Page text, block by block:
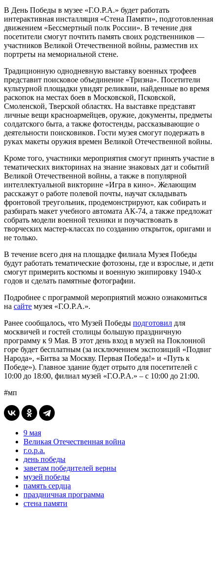
В День Победы в музее «Г.О.Р.А.» будет работать
интерактивная инсталляция «Стена Памяти», подготовленная
движением «Бессмертный полк России». В течение дня
посетители смогут почтить память своих родственников —
участников Великой Отечественной войны, разместив их
портреты на мемориальной стене.
Традиционную однодневную выставку военных трофеев
представит поисковое объединение «Тризна». Посетители
культурной площадки увидят реликвии, найденные во время
раскопок на местах боев в Московской, Псковской,
Смоленской, Тверской областях. На выставке представят
личные вещи красноармейцев, оружие, документы, предметы
солдатского быта, а также фотостенды, рассказывающие о
деятельности поисковиков. Гости музея смогут подержать в
руках макеты оружия времен Великой Отечественной войны.
Кроме того, участники мероприятия смогут принять участие в
тематических викторинах на знание знаковых дат и событий
Великой Отечественной войны, а также в популярной
интеллектуальной викторине «Игра в кино». Желающим
расскажут о работе полевой почты, научат складывать
фронтовой треугольник, продемонстрируют, как собирать и
разбирать макет учебного автомата АК-74, а также предложат
собрать модели военной техники и поучаствовать в
творческих мастер-классах по созданию открыток, оригами и
не только.
В течение всего дня на площадке филиала Музея Победы
будут работать тематические фотозоны, где и взрослые, и дети
смогут примерить костюмы и военную экипировку 1940-х
годов и сделать памятные фотографии.
Подробнее с программой мероприятий можно ознакомиться
на сайте музея «Г.О.Р.А.».
Ранее сообщалось, что Музей Победы подготовил для
москвичей и гостей столицы большую праздничную
программу к 9 Мая. В этот день вход в музей на Поклонной
горе будет бесплатным (за исключением экспозиций «Подвиг
Народа», «Битва за Москву. Первая Победа!» и «Путь к
Победе»). Главное здание будет отрыто для посетителей с
10:00 до 18:00, филиал музей «Г.О.Р.А.» – с 10:00 до 21:00.
#мп
9 мая
Великая Отечественная война
г.о.р.а.
день победы
заветам победителей верны
музей победы
память сердца
праздничная программа
стена памяти